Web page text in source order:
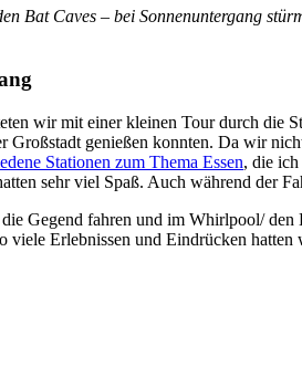
Bat Caves – bei Sonnenuntergang
wir mit einer kleinen Tour durch die
Großstadt genießen konnten. Da wir
Stationen zum Thema Essen, die
sehr viel Spaß. Auch während der
Gegend fahren und im Whirlpool/
viele Erlebnissen und Eindrücken